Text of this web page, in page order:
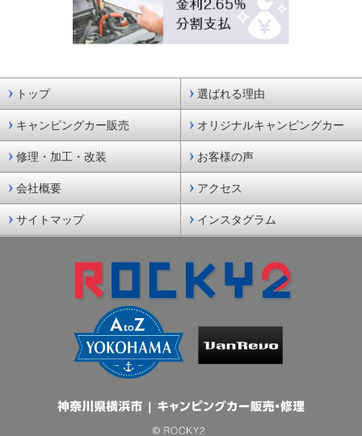
トップ 選ばれる理由
キャンピングカー販売 オリジナルキャンピングカー
修理・加工・改装 お客様の声
会社概要 アクセス
サイトマップ インスタグラム